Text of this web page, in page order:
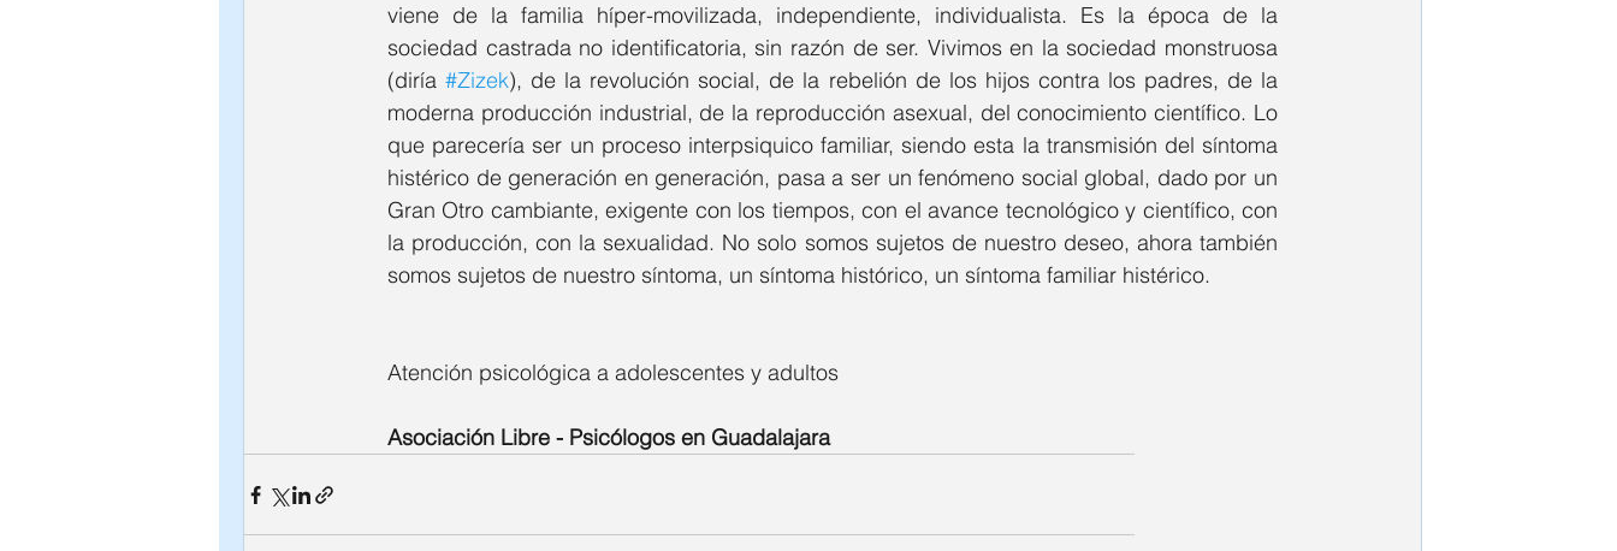
viene de la familia híper-movilizada, independiente, individualista. Es la época de la
sociedad castrada no identificatoria, sin razón de ser. Vivimos en la sociedad monstruosa
(diría #Zizek), de la revolución social, de la rebelión de los hijos contra los padres, de la
moderna producción industrial, de la reproducción asexual, del cono­cimiento científico. Lo
que parecería ser un proceso interpsiquico familiar, siendo esta la transmisión del síntoma
histérico de generación en generación, pasa a ser un fenómeno social global, dado por un
Gran Otro cambiante, exigente con los tiempos, con el avance tecnológico y científico, con
la producción, con la sexualidad. No solo somos sujetos de nuestro deseo, ahora también
somos sujetos de nuestro síntoma, un síntoma histórico, un síntoma familiar histérico.
Atención psicológica a adolescentes y adultos
Asociación Libre - Psicólogos en Guadalajara